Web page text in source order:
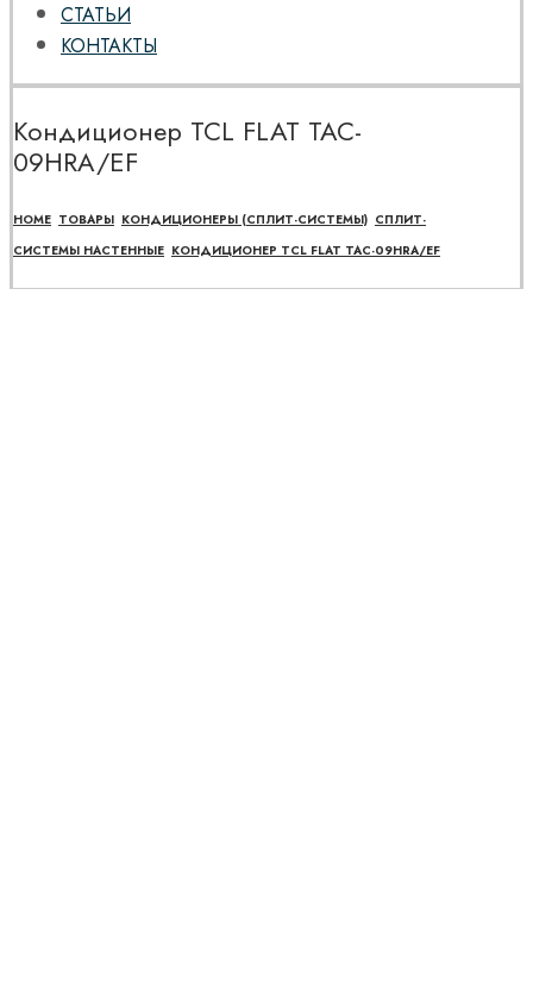
СТАТЬИ
КОНТАКТЫ
Кондиционер TCL FLAT TAC-
09HRA/EF
HOME ТОВАРЫ КОНДИЦИОНЕРЫ (СПЛИТ-СИСТЕМЫ) СПЛИТ-
СИСТЕМЫ НАСТЕННЫЕ КОНДИЦИОНЕР TCL FLAT TAC-09HRA/EF